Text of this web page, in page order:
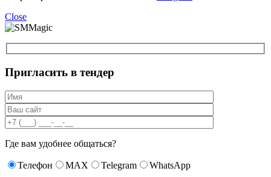
Close
Пригласить в тендер
Где вам удобнее общаться?
Телефон MAX Telegram
WhatsApp